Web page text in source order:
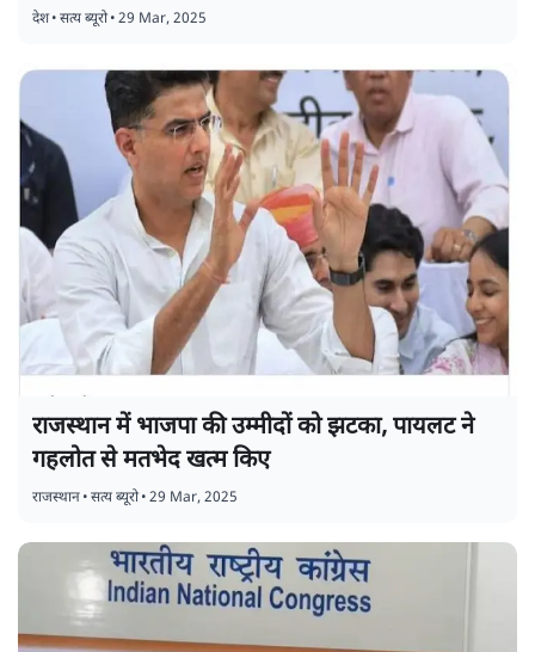
देश•सत्य ब्यूरो•29 Mar, 2025
राजस्थान में भाजपा की उम्मीदों को झटका, पायलट ने
गहलोत से मतभेद खत्म किए
राजस्थान•सत्य ब्यूरो•29 Mar, 2025